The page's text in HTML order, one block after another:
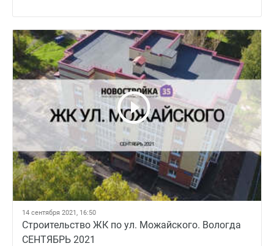
14 сентября 2021, 16:50
Строительство ЖК по ул. Можайского. Вологда
СЕНТЯБРЬ 2021